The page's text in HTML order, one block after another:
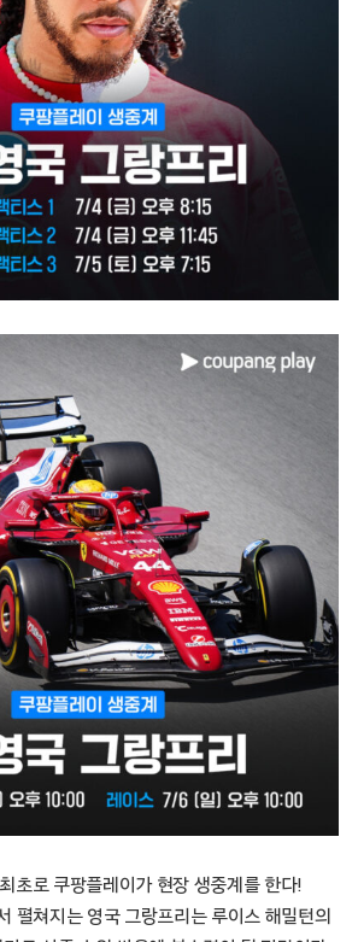
초로 쿠팡플레이가 현장 생중계를 한다!
펼쳐지는 영국 그랑프리는 루이스 해밀턴의